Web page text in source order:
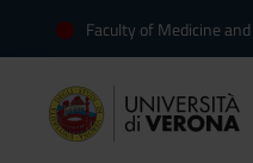
Faculty of Medicine